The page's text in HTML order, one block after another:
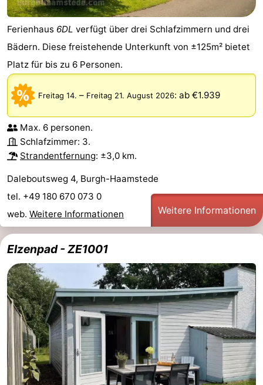
Oranjezon
Oostkapelle
Natur
de
Mantelingen
-
Domburg
-
Zoutelande
-
Vlissingen
-
Middelburg
Wetter
Kontakt
Ferienhaus 6DL verfügt über drei Schlafzimmern und drei
Bädern. Diese freistehende Unterkunft von ±125m² bietet
Platz für bis zu 6 Personen.
Freitag 14. – Freitag 21. August 2026: ab €1.939
Max. 6 personen.
Schlafzimmer: 3.
Strandentfernung: ±3,0 km.
Daleboutsweg 4, Burgh-Haamstede
tel. +49 180 670 073 0
web. Weitere Informationen Weitere Informationen
Elzenpad - ZE1001